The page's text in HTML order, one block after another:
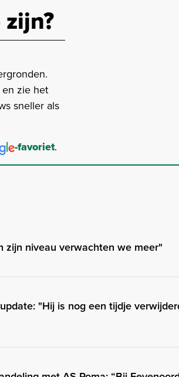
zie het
sneller als
-favoriet.
zijn niveau verwachten we meer"
"Hij is nog een tijdje